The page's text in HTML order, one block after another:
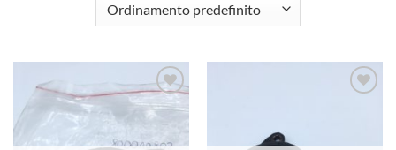
Aggiungi
alla lista
desideri